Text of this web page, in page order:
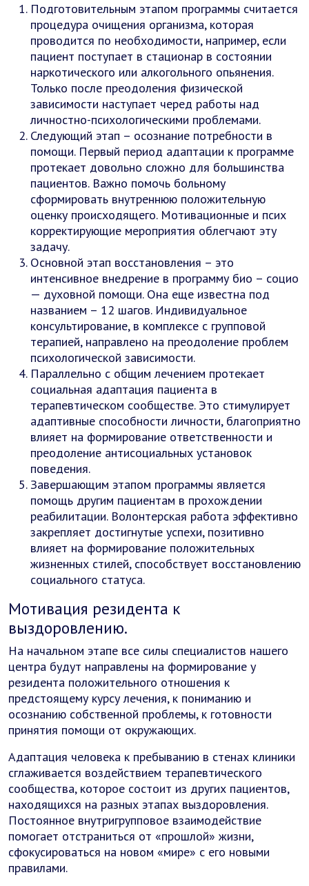
Подготовительным этапом программы считается
процедура очищения организма, которая
проводится по необходимости, например, если
пациент поступает в стационар в состоянии
наркотического или алкогольного опьянения.
Только после преодоления физической
зависимости наступает черед работы над
личностно-психологическими проблемами.
Следующий этап – осознание потребности в
помощи. Первый период адаптации к программе
протекает довольно сложно для большинства
пациентов. Важно помочь больному
сформировать внутреннюю положительную
оценку происходящего. Мотивационные и псих
корректирующие мероприятия облегчают эту
задачу.
Основной этап восстановления – это
интенсивное внедрение в программу био – социо
— духовной помощи. Она еще известна под
названием – 12 шагов. Индивидуальное
консультирование, в комплексе с групповой
терапией, направлено на преодоление проблем
психологической зависимости.
Параллельно с общим лечением протекает
социальная адаптация пациента в
терапевтическом сообществе. Это стимулирует
адаптивные способности личности, благоприятно
влияет на формирование ответственности и
преодоление антисоциальных установок
поведения.
Завершающим этапом программы является
помощь другим пациентам в прохождении
реабилитации. Волонтерская работа эффективно
закрепляет достигнутые успехи, позитивно
влияет на формирование положительных
жизненных стилей, способствует восстановлению
социального статуса.
Мотивация резидента к
выздоровлению.
На начальном этапе все силы специалистов нашего
центра будут направлены на формирование у
резидента положительного отношения к
предстоящему курсу лечения, к пониманию и
осознанию собственной проблемы, к готовности
принятия помощи от окружающих.
Адаптация человека к пребыванию в стенах клиники
сглаживается воздействием терапевтического
сообщества, которое состоит из других пациентов,
находящихся на разных этапах выздоровления.
Постоянное внутригрупповое взаимодействие
помогает отстраниться от «прошлой» жизни,
сфокусироваться на новом «мире» с его новыми
правилами.